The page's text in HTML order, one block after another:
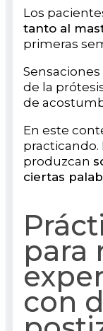
Los
tanto al
primeras
de la
de
En este
practicando.
produzcan
ciertas
para
con